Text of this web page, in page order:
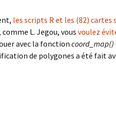
les scripts R et les (82)
L. Jegou, vous voulez
avec la fonction coord_map()
de polygones a été fait